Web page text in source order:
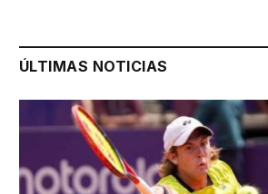
ÚLTIMAS NOTICIAS